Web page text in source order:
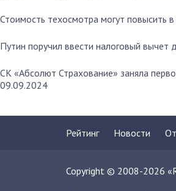
Стоимость техосмотра могут повысить в
Путин поручил ввести налоговый вычет
СК «Абсолют Страхование» заняла
09.09.2024
Рейтинг Новости
Copyright © 2008-2026